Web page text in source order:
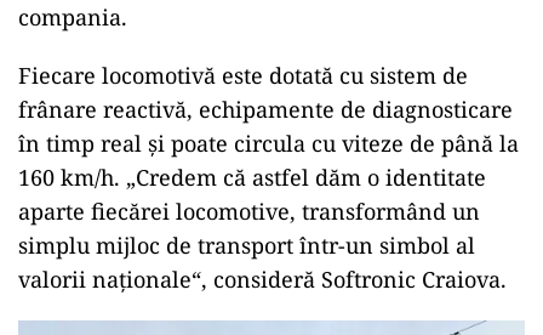
compania.
Fiecare locomotivă este dotată cu sistem de
frânare reactivă, echipamente de diagnosticare
în timp real și poate circula cu viteze de până la
160 km/h. „Credem că astfel dăm o identitate
aparte fiecărei locomotive, transformând un
simplu mijloc de transport într-un simbol al
valorii naționale“, consideră Softronic Craiova.